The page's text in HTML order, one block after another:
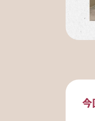
今